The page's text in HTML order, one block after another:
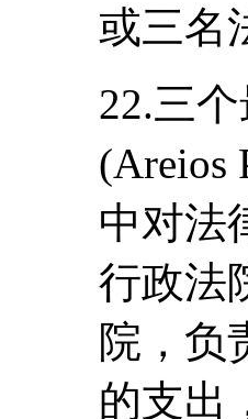
或三名
22.三
(Areios
中对法
行政法
院，负
的支出